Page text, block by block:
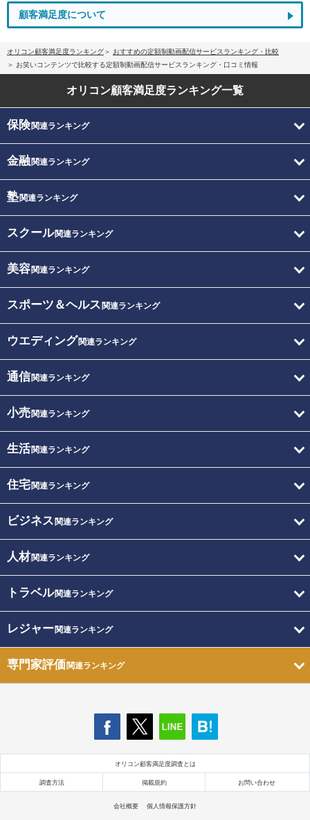
顧客満足度について
オリコン顧客満足度ランキング
おすすめの定額制動画配信サービスランキング・比較
お笑いコンテンツで比較する定額制動画配信サービスランキング・口コミ情報
オリコン顧客満足度ランキング一覧
保険関連ランキング
金融関連ランキング
塾関連ランキング
スクール関連ランキング
美容関連ランキング
スポーツ＆ヘルス 関連ランキング
ウエディング関連ランキング
通信関連ランキング
小売関連ランキング
生活関連ランキング
住宅関連ランキング
ビジネス 関連ランキング
人材関連ランキング
トラベル関連ランキング
レジャー関連ランキング
専門家評価関連ランキング
オリコン顧客満足度調査とは
調査方法 掲載規約 お問い合わせ
会社概要 個人情報保護方針